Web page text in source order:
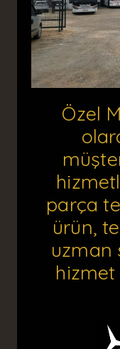
Özel
parça
ürün,
uzman